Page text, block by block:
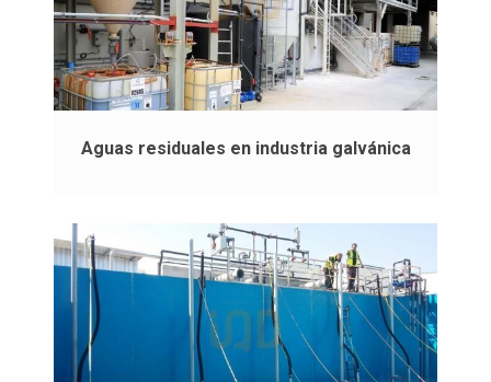
Aguas residuales en industria galvánica